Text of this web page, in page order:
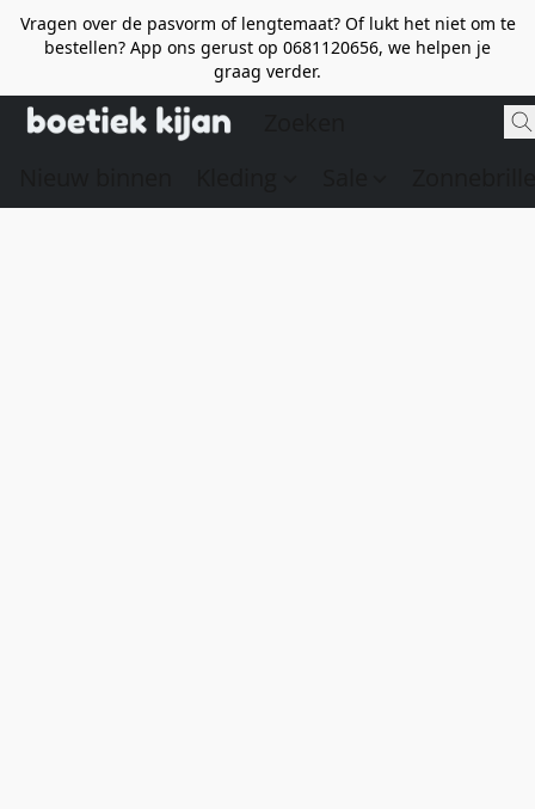
Vragen over de pasvorm of lengtemaat? Of lukt het niet om te
bestellen? App ons gerust op 0681120656, we helpen je
graag verder.